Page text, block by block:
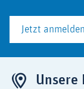
Jetzt anmelden